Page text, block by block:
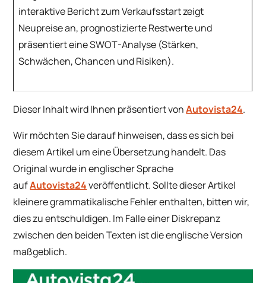
interaktive Bericht zum Verkaufsstart zeigt
Neupreise an, prognostizierte Restwerte und
präsentiert eine SWOT-Analyse (Stärken,
Schwächen, Chancen und Risiken).
Dieser Inhalt wird Ihnen präsentiert vonAutovista24.
Wir möchten Sie darauf hinweisen, dass es sich bei
diesem Artikel um eine Übersetzung handelt. Das
Original wurde in englischer Sprache
aufAutovista24 veröffentlicht. Sollte dieser Artikel
kleinere grammatikalische Fehler enthalten, bitten wir,
dies zu entschuldigen. Im Falle einer Diskrepanz
zwischen den beiden Texten ist die englische Version
maßgeblich.